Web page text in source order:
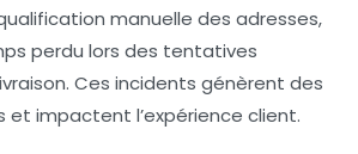
manuelle des adresses,
perdu lors des tentatives
Ces incidents génèrent des
et impactent l’expérience client.